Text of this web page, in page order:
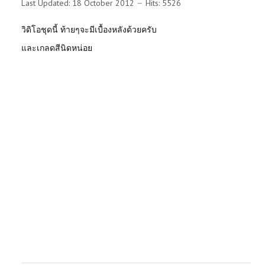
Last Updated: 18 October 2012 Hits: 5526
วิดิโอชุดนี้ ท้ายๆจะมีเบื้องหลังด้วยครับ
และเกลดสีนิดหน่อย